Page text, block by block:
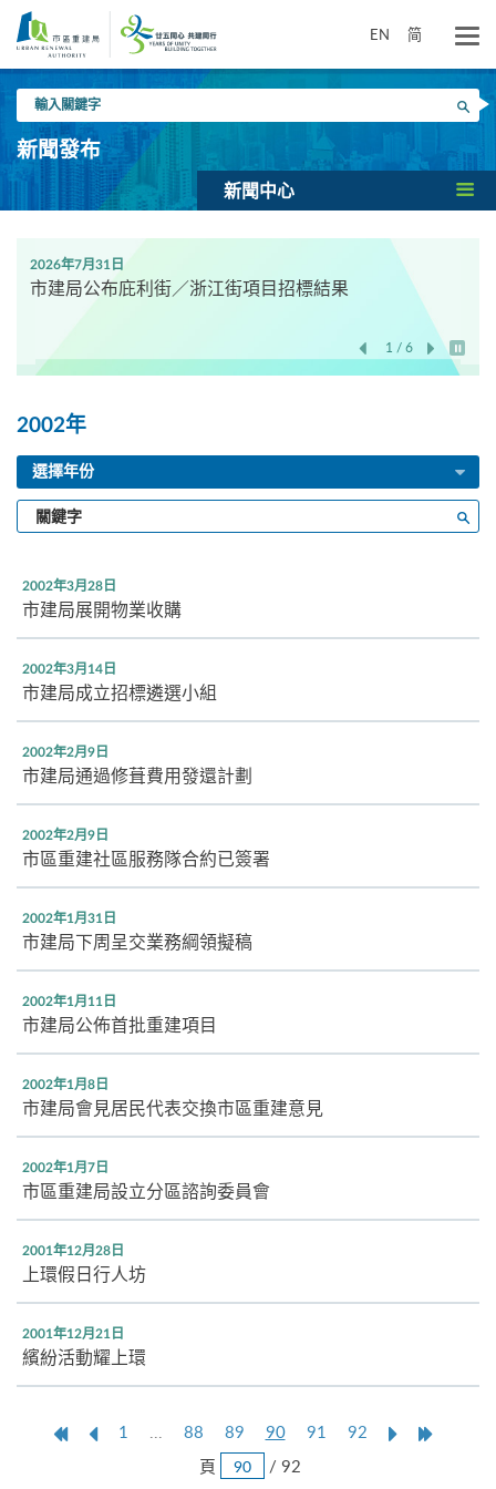
要
EN 简
入
關
鍵
搜尋
新聞發布
新聞中心
2026年7月31日
市建局公布庇利街／浙江街項目招標結果
1 / 6
開始/
2002年
選擇年份
輸
入
鍵
字
2002年3月28日
市建局展開物業收購
2002年3月14日
市建局成立招標遴選小組
2002年2月9日
市建局通過修葺費用發還計劃
2002年2月9日
市區重建社區服務隊合約已簽署
2002年1月31日
市建局下周呈交業務綱領擬稿
2002年1月11日
市建局公佈首批重建項目
2002年1月8日
市建局會見居民代表交換市區重建意見
2002年1月7日
市區重建局設立分區諮詢委員會
2001年12月28日
上環假日行人坊
2001年12月21日
繽紛活動耀上環
第
上
1 ... 88 89 90本
91 92
NextLast
頁 / 92